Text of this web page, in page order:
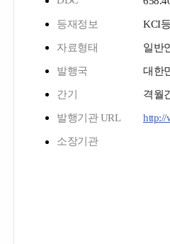
등재정보 KCI
자료형태 일반
발행국 대한
간기 격월
발행기관 URL http://
소장기관